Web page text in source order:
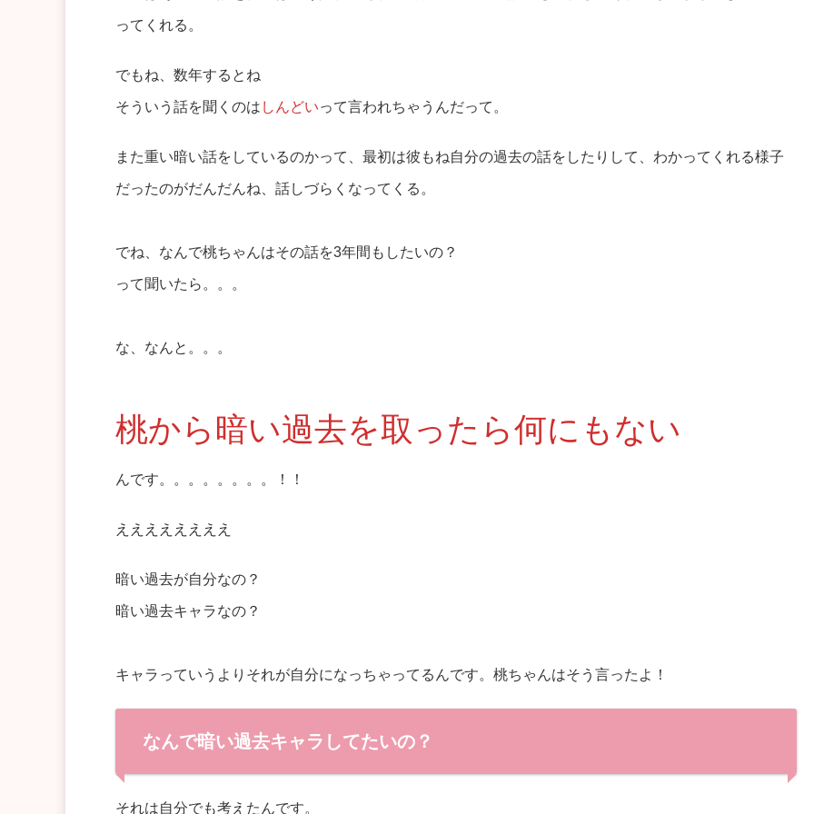
ってくれる。
でもね、数年するとね
そういう話を聞くのは しんどいって言われちゃうんだって。
また重い暗い話をしているのかって、最初は彼もね自分の過去の話をしたりして、わかってくれる様子
だったのがだんだんね、話しづらくなってくる。
でね、なんで桃ちゃんはその話を3年間もしたいの？
って聞いたら。。。
な、なんと。。。
桃から暗い過去を取ったら何にもない
んです。。。。。。。。！！
ええええええええ
暗い過去が自分なの？
暗い過去キャラなの？
キャラっていうよりそれが自分になっちゃってるんです。桃ちゃんはそう言ったよ！
なんで暗い過去キャラしてたいの？
それは自分でも考えたんです。